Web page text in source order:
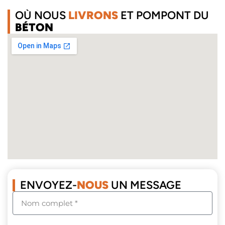
OÙ NOUS LIVRONS ET POMPONT DU
BÉTON
ENVOYEZ-NOUS UN MESSAGE